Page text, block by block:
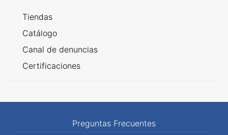
Tiendas
Catálogo
Canal de denuncias
Certificaciones
Preguntas Frecuentes